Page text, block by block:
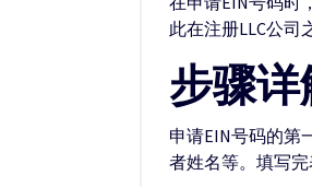
此在注册LLC公司
步骤详
申请EIN号码的第
者姓名等。填写完